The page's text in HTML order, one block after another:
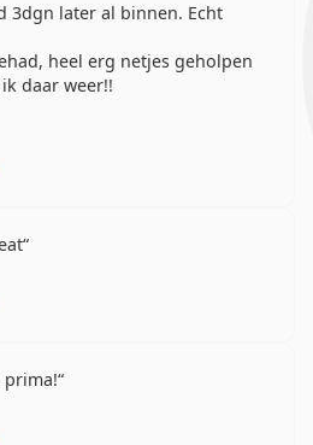
3dgn later al binnen. Echt
heel erg netjes geholpen
daar weer!!
prima!